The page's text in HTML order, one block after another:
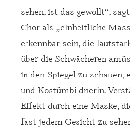
sehen, ist das gewollt“,
Chor als „einheitliche
erkennbar sein, die
über die Schwächeren
in den Spiegel zu schauen,
und Kostümbildnerin.
Effekt durch eine Maske,
fast jedem Gesicht zu